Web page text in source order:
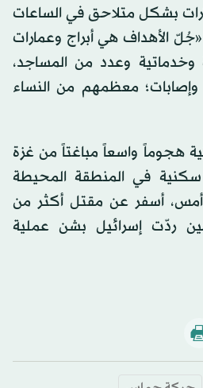
بشكل متلاحق في الساعات
«جُلّ الأهداف هي أبراج وعمارات
وعدد من المساجد،
معظمهم من النساء
هجوماً واسعاً مباغتاً من غزة
في المنطقة المحيطة
أمس، أسفر عن مقتل أكثر من
حين ردّت إسرائيل بشن عملية